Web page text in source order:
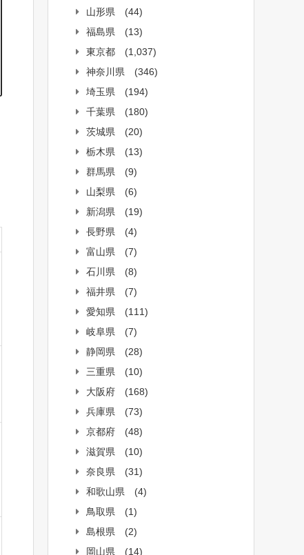
山形県
(44)
福島県
(13)
東京都
(1,037)
神奈川県
(346)
埼玉県
(194)
千葉県
(180)
茨城県
(20)
栃木県
(13)
群馬県
(9)
山梨県
(6)
新潟県
(19)
長野県
(4)
富山県
(7)
石川県
(8)
福井県
(7)
愛知県
(111)
岐阜県
(7)
静岡県
(28)
三重県
(10)
大阪府
(168)
兵庫県
(73)
京都府
(48)
滋賀県
(10)
奈良県
(31)
和歌山県
(4)
鳥取県
(1)
島根県
(2)
岡山県
(14)